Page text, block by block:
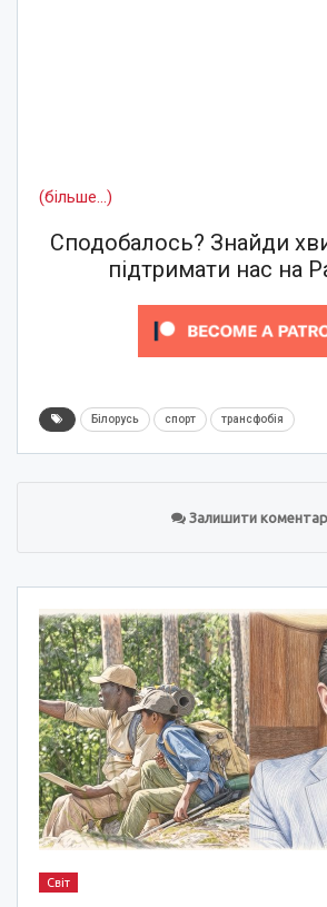
(більше…)
Сподобалось? Знайди
підтримати нас на
Білорусь спорт трансфобія
Залишити коментар
Світ